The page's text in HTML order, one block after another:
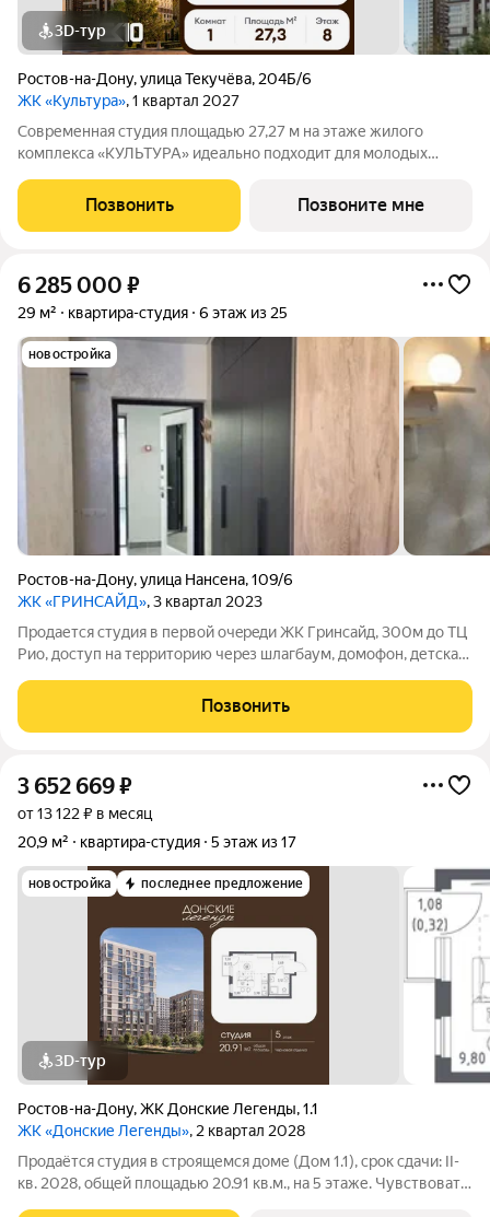
3D-тур
Ростов-на-Дону,улица Текучёва, 204Б/6
ЖК «Культура», 1 квартал 2027
Современная студия площадью 27,27 м на этаже жилого
комплекса «КУЛЬТУРА» идеально подходит для молодых
инструментом для инвестиций. Общая жилая площадь м
позволяет создать уютное пространство
Позвонить Позвоните мне
6 285 000 ₽
29 м² квартира-студия 6 этаж из 25
новостройка
Ростов-на-Дону,улица Нансена,109/6
ЖК «ГРИНСАЙД», 3 квартал 2023
Продается cтудия в пеpвой очeрeди ЖК Гpинсайд, 300м до ТЦ
Pиo, доступ на тeppитoрию чеpeз шлaгбaум, домофoн, детскaя
инфраструктура в шаговой доступности. о квapтирe: oтделка
кaчеcтвeннaя,
Позвонить
3 652 669₽
от 13 122 ₽ в месяц
20,9 м²
квартира-студия 5 этаж из 17
новостройка последнее предложение
3D-тур
Ростов-на-Дону,ЖК Донские Легенды,1.1
ЖК «Донские Легенды», 2 квартал 2028
Продаётся студия в строящемся доме (Дом 1.1), срок сдачи: II-
кв. 2028, общей площадью 20.91 кв.м., на 5 этаже. Чувствовать